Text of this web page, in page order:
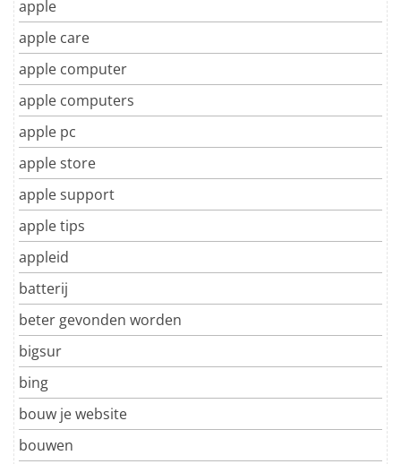
apple
apple care
apple computer
apple computers
apple pc
apple store
apple support
apple tips
appleid
batterij
beter gevonden worden
bigsur
bing
bouw je website
bouwen